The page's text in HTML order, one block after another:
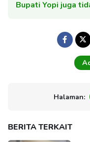
Bupati Yopi juga
Halaman:
BERITA TERKAIT